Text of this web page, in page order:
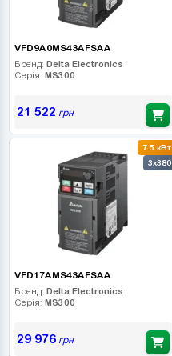
VFD9A0MS43AFSAA
Бренд: Delta Electronics
Серія: MS300
21 522 грн
7.5 кВт
3x380
VFD17AMS43AFSAA
Бренд: Delta Electronics
Серія: MS300
29 976грн